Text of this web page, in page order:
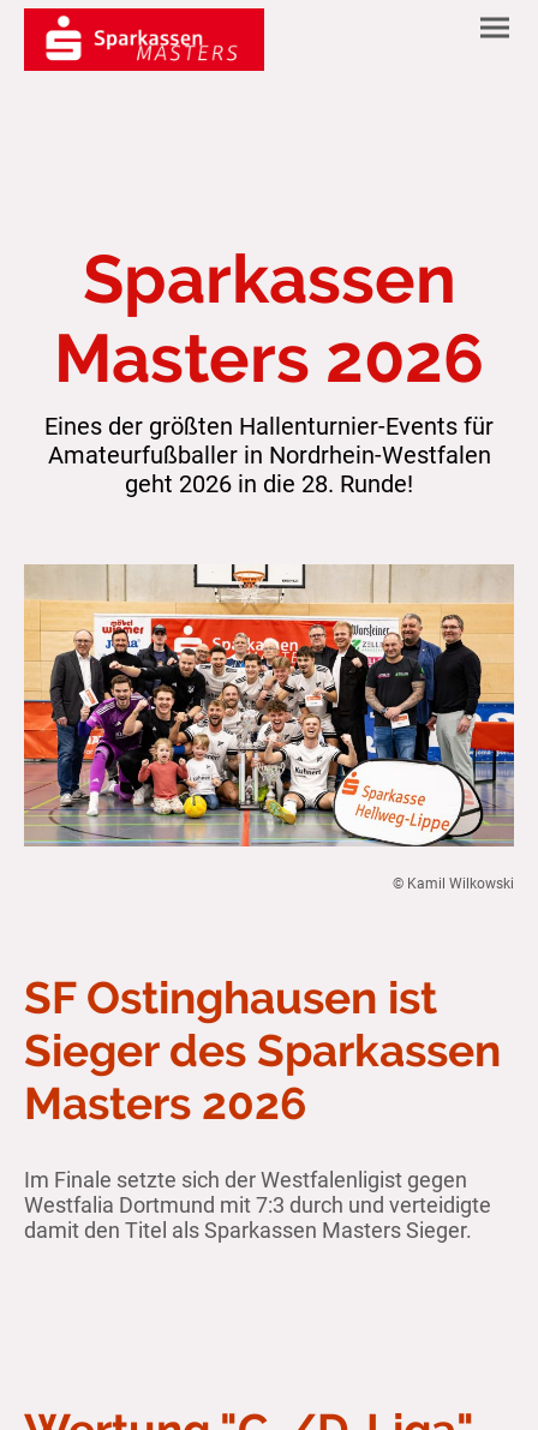
Sparkassen
Masters 2026
Eines der größten Hallenturnier-Events für
Amateurfußballer in Nordrhein-Westfalen
geht 2026 in die 28. Runde!
© Kamil Wilkowski
SF Ostinghausen ist
Sieger des Sparkassen
Masters 2026
Im Finale setzte sich der Westfalenligist gegen
Westfalia Dortmund mit 7:3 durch und verteidigte
damit den Titel als Sparkassen Masters Sieger.